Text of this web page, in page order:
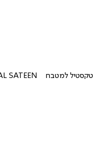
טקסטיל למטבח SATEEN